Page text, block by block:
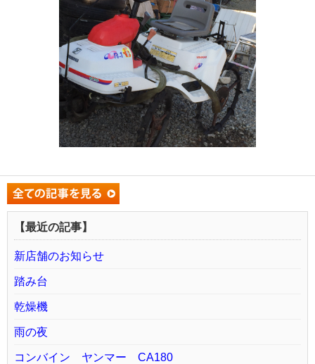
【最近の記事】
新店舗のお知らせ
踏み台
乾燥機
雨の夜
コンバイン ヤンマー CA180